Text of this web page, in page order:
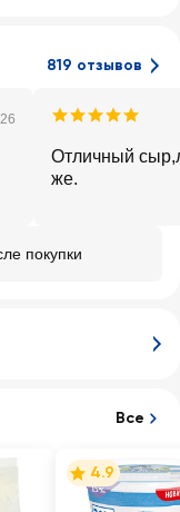
819 отзывов
Отличный
же.
покупки
Все
4.9